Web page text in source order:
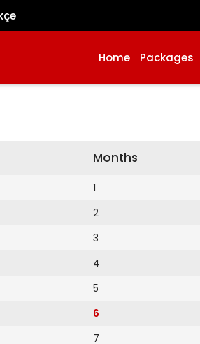
Home Packages
Months
1
2
3
4
5
6
7